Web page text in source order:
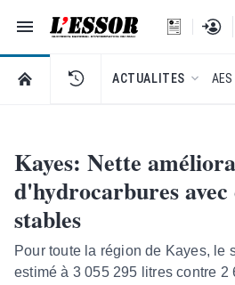
Navigation
L'Essor - retour à la une
Se
RETOUR À LA PAGE D’ACCUEIL DE
ACTUALITES AES
Kayes: Nette
d'hydrocarbures
stables
Pour toute la région de Kayes, le
estimé à 3 055 295 litres contre 2